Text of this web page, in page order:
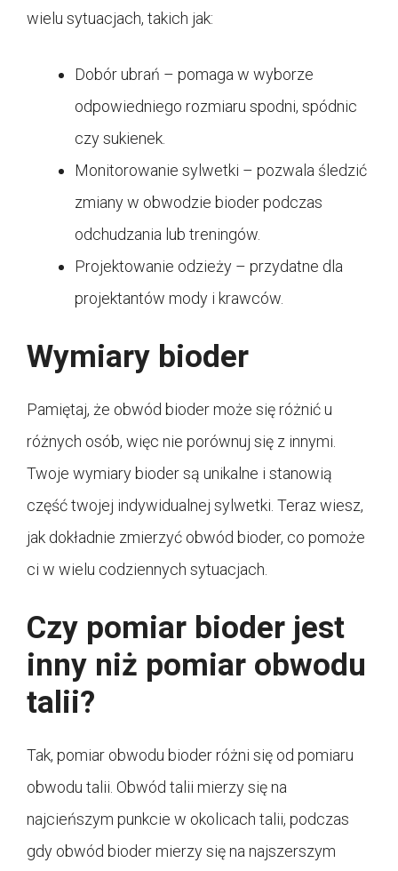
wielu sytuacjach, takich jak:
Dobór ubrań – pomaga w wyborze
odpowiedniego rozmiaru spodni, spódnic
czy sukienek.
Monitorowanie sylwetki – pozwala śledzić
zmiany w obwodzie bioder podczas
odchudzania lub treningów.
Projektowanie odzieży – przydatne dla
projektantów mody i krawców.
Wymiary bioder
Pamiętaj, że obwód bioder może się różnić u
różnych osób, więc nie porównuj się z innymi.
Twoje wymiary bioder są unikalne i stanowią
część twojej indywidualnej sylwetki. Teraz wiesz,
jak dokładnie zmierzyć obwód bioder, co pomoże
ci w wielu codziennych sytuacjach.
Czy pomiar bioder jest
inny niż pomiar obwodu
talii?
Tak, pomiar obwodu bioder różni się od pomiaru
obwodu talii. Obwód talii mierzy się na
najcieńszym punkcie w okolicach talii, podczas
gdy obwód bioder mierzy się na najszerszym